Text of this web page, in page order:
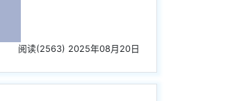
阅读(2563) 2025年08月20日